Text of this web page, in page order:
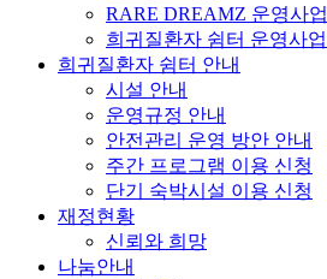
RARE DREAMZ 운영사업
희귀질환자 쉼터 운영사업
희귀질환자 쉼터 안내
시설 안내
운영규정 안내
안전관리 운영 방안 안내
주간 프로그램 이용 신청
단기 숙박시설 이용 신청
재정현황
신뢰와 희망
나눔안내